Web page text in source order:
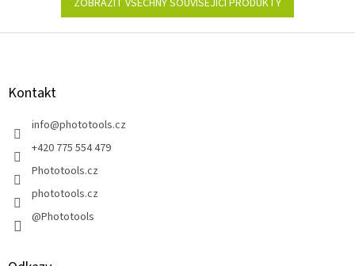
ZOBRAZIT VŠECHNY SOUVISEJÍCÍ PRODUKTY
Z
Kontakt
info@phototools.cz
+420 775 554 479
Phototools.cz
phototools.cz
@Phototools